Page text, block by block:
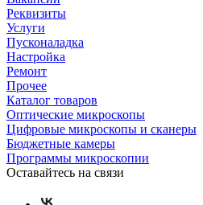
Реквизиты
Услуги
Пусконаладка
Настройка
Ремонт
Прочее
Каталог товаров
Оптические микроскопы
Цифровые микроскопы и сканеры
Бюджетные камеры
Программы микроскопии
Оставайтесь на связи